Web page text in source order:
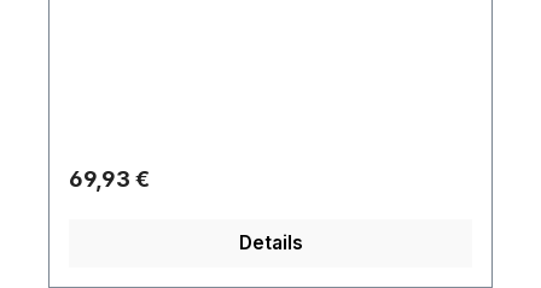
Regulärer Preis:
69,93 €
Details